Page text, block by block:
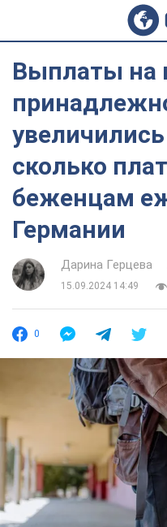
Выплаты на
увеличились
сколько
беженцам
Германии
Дарина Герцева
15.09.2024 14:49
0